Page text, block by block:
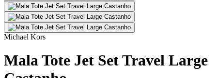
Michael Kors
Mala Tote Jet Set Travel Large